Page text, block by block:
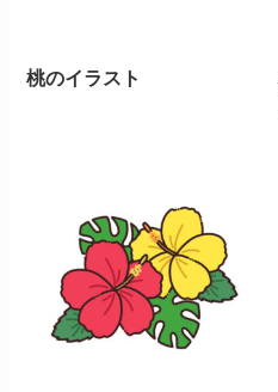
桃のイラスト